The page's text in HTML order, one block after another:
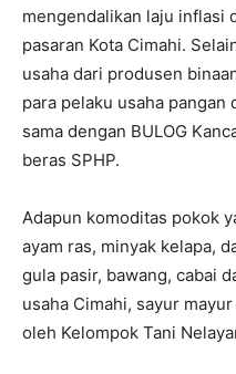
mengendalikan laju inflasi
pasaran Kota Cimahi.
usaha dari produsen
para pelaku usaha pangan
sama dengan BULOG
beras SPHP.
Adapun komoditas pokok
ayam ras, minyak kelapa,
gula pasir, bawang, cabai
usaha Cimahi, sayur
oleh Kelompok Tani